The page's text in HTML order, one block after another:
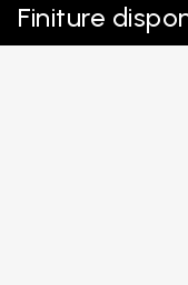
Finiture